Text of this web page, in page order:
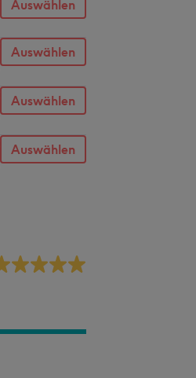
Auswählen
Auswählen
Auswählen
Auswählen